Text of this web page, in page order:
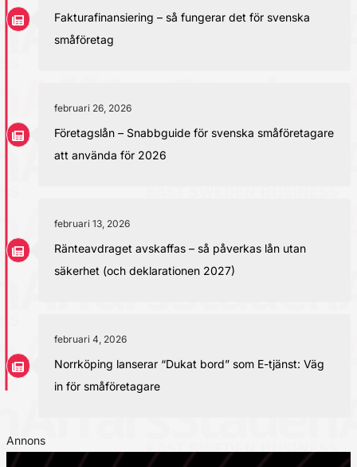
Fakturafinansiering – så fungerar det för svenska
småföretag
februari 26, 2026
Företagslån – Snabbguide för svenska småföretagare
att använda för 2026
februari 13, 2026
Ränteavdraget avskaffas – så påverkas lån utan
säkerhet (och deklarationen 2027)
februari 4, 2026
Norrköping lanserar “Dukat bord” som E-tjänst: Väg
in för småföretagare
Annons